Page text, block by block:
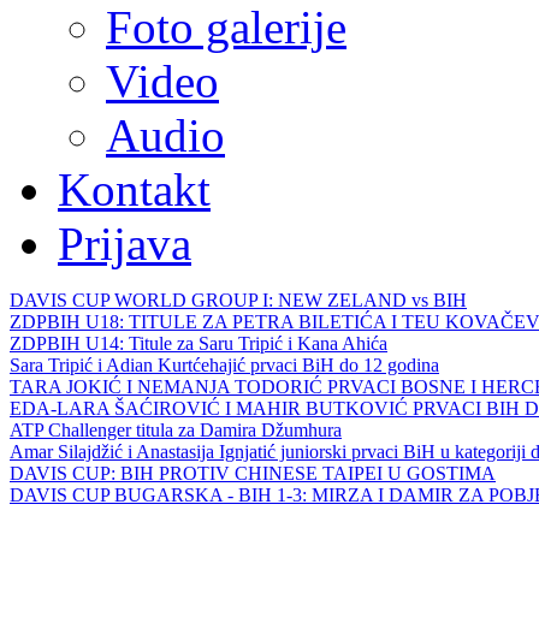
Foto galerije
Video
Audio
Kontakt
Prijava
DAVIS CUP WORLD GROUP I: NEW ZELAND vs BIH
ZDPBIH U18: TITULE ZA PETRA BILETIĆA I TEU
ZDPBIH U14: Titule za Saru Tripić i Kana Ahića
Sara Tripić i Adian Kurtćehajić prvaci BiH do 12 godina
TARA JOKIĆ I NEMANJA TODORIĆ PRVACI BOSNE I
EDA-LARA ŠAĆIROVIĆ I MAHIR BUTKOVIĆ PRVACI BIH
ATP Challenger titula za Damira Džumhura
Amar Silajdžić i Anastasija Ignjatić juniorski prvaci BiH u kategoriji
DAVIS CUP: BIH PROTIV CHINESE TAIPEI U GOSTIMA
DAVIS CUP BUGARSKA - BIH 1-3: MIRZA I DAMIR ZA